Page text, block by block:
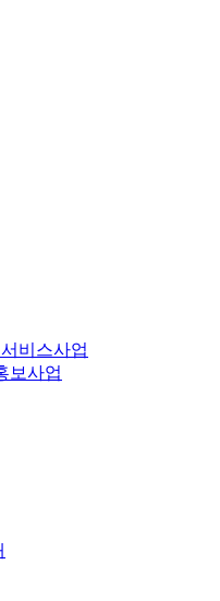
비스사업
보사업